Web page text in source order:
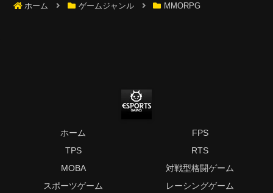
ホーム ゲームジャンル MMORPG
ホーム
FPS
TPS
RTS
MOBA
対戦型格闘ゲーム
スポーツゲーム
レーシングゲーム